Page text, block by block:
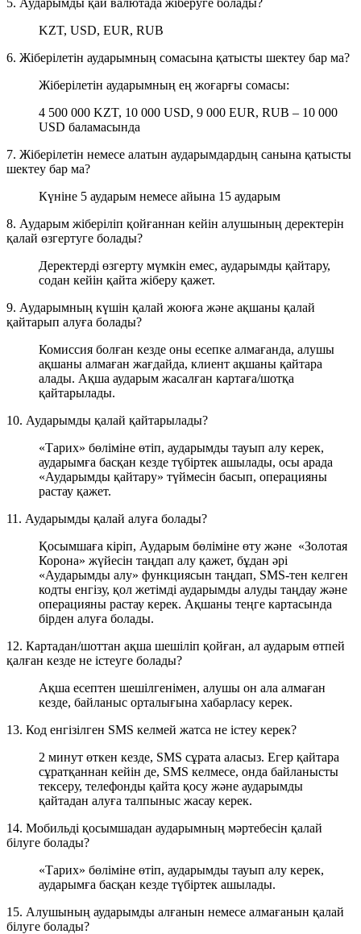
5. Аударымды қай валютада жіберуге болады?
KZT, USD, EUR, RUB
6. Жіберілетін аударымның сомасына қатысты шектеу бар ма?
Жіберілетін аударымның ең жоғарғы сомасы:
4 500 000 KZT, 10 000 USD, 9 000 EUR, RUB – 10 000
USD баламасында
7. Жіберілетін немесе алатын аударымдардың санына қатысты
шектеу бар ма?
Күніне 5 аударым немесе айына 15 аударым
8. Аударым жіберіліп қойғаннан кейін алушының деректерін
қалай өзгертуге болады?
Деректерді өзгерту мүмкін емес, аударымды қайтару,
содан кейін қайта жіберу қажет.
9. Аударымның күшін қалай жоюға және ақшаны қалай
қайтарып алуға болады?
Комиссия болған кезде оны есепке алмағанда, алушы
ақшаны алмаған жағдайда, клиент ақшаны қайтара
алады. Ақша аударым жасалған картаға/шотқа
қайтарылады.
10. Аударымды қалай қайтарылады?
«Тарих» бөліміне өтіп, аударымды тауып алу керек,
аударымға басқан кезде түбіртек ашылады, осы арада
«Аударымды қайтару» түймесін басып, операцияны
растау қажет.
11. Аударымды қалай алуға болады?
Қосымшаға кіріп, Аударым бөліміне өту және «Золотая
Корона» жүйесін таңдап алу қажет, бұдан әрі
«Аударымды алу» функциясын таңдап, SMS-тен келген
кодты енгізу, қол жетімді аударымды алуды таңдау және
операцияны растау керек. Ақшаны теңге картасында
бірден алуға болады.
12. Картадан/шоттан ақша шешіліп қойған, ал аударым өтпей
қалған кезде не істеуге болады?
Ақша есептен шешілгенімен, алушы он ала алмаған
кезде, байланыс орталығына хабарласу керек.
13. Код енгізілген SMS келмей жатса не істеу керек?
2 минут өткен кезде, SMS сұрата аласыз. Егер қайтара
сұратқаннан кейін де, SMS келмесе, онда байланысты
тексеру, телефонды қайта қосу және аударымды
қайтадан алуға талпыныс жасау керек.
14. Мобильді қосымшадан аударымның мәртебесін қалай
білуге болады?
«Тарих» бөліміне өтіп, аударымды тауып алу керек,
аударымға басқан кезде түбіртек ашылады.
15. Алушының аударымды алғанын немесе алмағанын қалай
білуге болады?